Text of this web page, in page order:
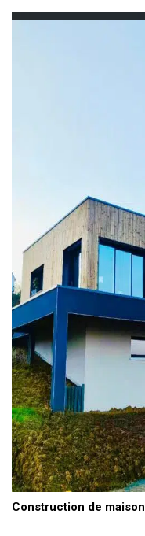
Construction de maison